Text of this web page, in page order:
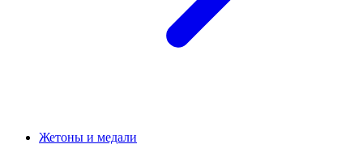
Жетоны и медали